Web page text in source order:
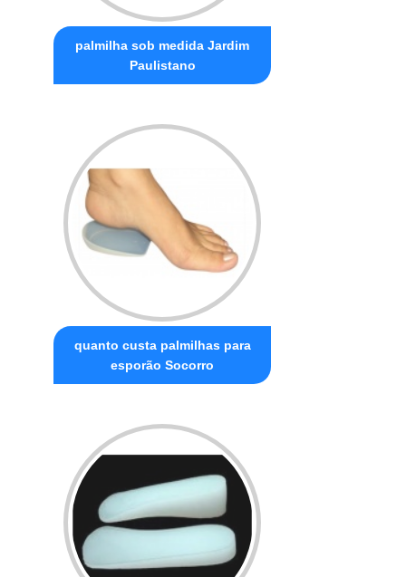
palmilha sob medida Jardim
Paulistano
quanto custa palmilhas para
esporão Socorro